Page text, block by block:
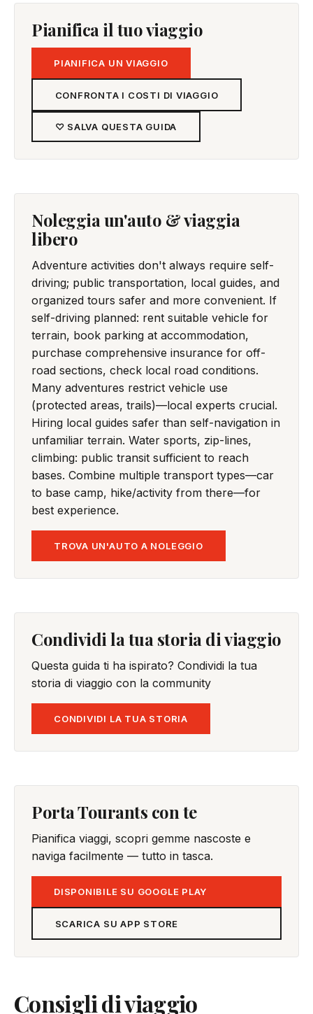
Pianifica il tuo viaggio
PIANIFICA UN VIAGGIO
CONFRONTA I COSTI DI VIAGGIO
♡ SALVA QUESTA GUIDA
Noleggia un'auto & viaggia
libero
Adventure activities don't always require self-
driving; public transportation, local guides, and
organized tours safer and more convenient. If
self-driving planned: rent suitable vehicle for
terrain, book parking at accommodation,
purchase comprehensive insurance for off-
road sections, check local road conditions.
Many adventures restrict vehicle use
(protected areas, trails)—local experts crucial.
Hiring local guides safer than self-navigation in
unfamiliar terrain. Water sports, zip-lines,
climbing: public transit sufficient to reach
bases. Combine multiple transport types—car
to base camp, hike/activity from there—for
best experience.
TROVA UN'AUTO A NOLEGGIO
Condividi la tua storia di viaggio
Questa guida ti ha ispirato? Condividi la tua
storia di viaggio con la community
CONDIVIDI LA TUA STORIA
Porta Tourants con te
Pianifica viaggi, scopri gemme nascoste e
naviga facilmente — tutto in tasca.
DISPONIBILE SU GOOGLE PLAY
SCARICA SU APP STORE
Consigli di viaggio